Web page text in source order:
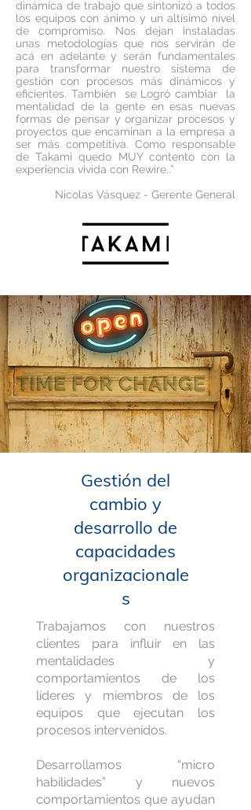
dinámica de trabajo que sintonizó a todos
los equipos con ánimo y un altísimo nivel
de compromiso. Nos dejan instaladas
unas metodologías que nos servirán de
acá en adelante y serán fundamentales
para transformar nuestro sistema de
gestión con procesos más dinámicos y
eficientes. También se Logró cambiar la
mentalidad de la gente en esas nuevas
formas de pensar y organizar procesos y
proyectos que encaminan a la empresa a
ser más competitiva. Como responsable
de Takami quedo MUY contento con la
experiencia vivida con Rewire..”
Nicolas Vásquez - Gerente General
Gestión del
cambio y
desarrollo de
capacidades
organizacionale
s
Trabajamos con nuestros
clientes para influir en las
mentalidades y
comportamientos de los
líderes y miembros de los
equipos que ejecutan los
procesos intervenidos.
Desarrollamos “micro
habilidades” y nuevos
comportamientos que ayudan